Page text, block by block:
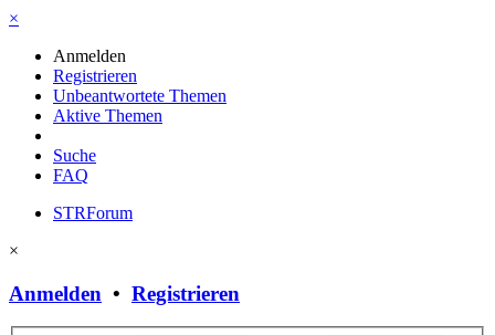
×
Anmelden
Registrieren
Unbeantwortete Themen
Aktive Themen
Suche
FAQ
STRForum
×
Anmelden • Registrieren